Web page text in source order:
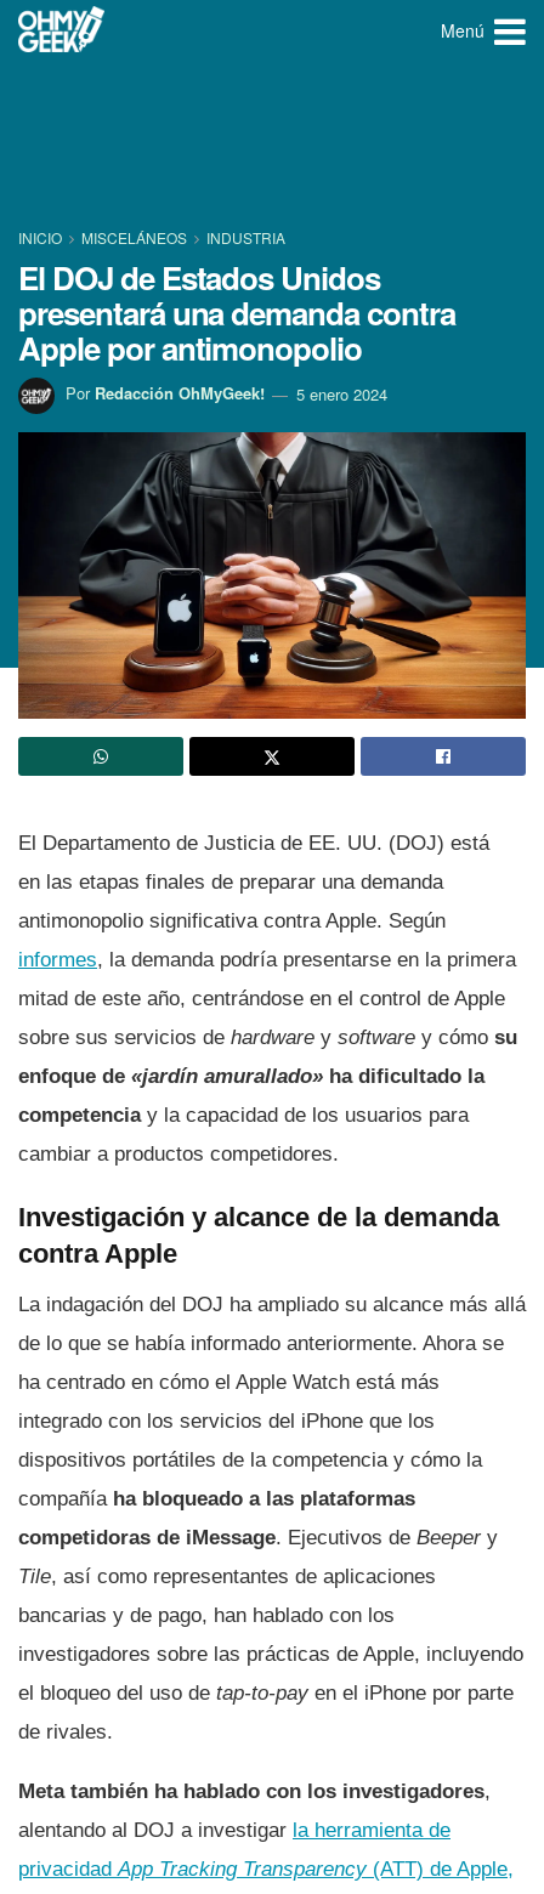
Menú
INICIO MISCELÁNEOS INDUSTRIA
El DOJ de Estados Unidos
presentará una demanda contra
Apple por antimonopolio
Por Redacción OhMyGeek! 5 enero 2024
El Departamento de Justicia de EE. UU. (DOJ) está
en las etapas finales de preparar una demanda
antimonopolio significativa contra Apple. Según
informes, la demanda podría presentarse en la primera
mitad de este año, centrándose en el control de Apple
sobre sus servicios de hardware y software y cómo su
enfoque de «jardín amurallado» ha dificultado la
competencia y la capacidad de los usuarios para
cambiar a productos competidores.
Investigación y alcance de la demanda
contra Apple
La indagación del DOJ ha ampliado su alcance más allá
de lo que se había informado anteriormente. Ahora se
ha centrado en cómo el Apple Watch está más
integrado con los servicios del iPhone que los
dispositivos portátiles de la competencia y cómo la
compañía ha bloqueado a las plataformas
competidoras de iMessage. Ejecutivos de Beepery
Tile, así como representantes de aplicaciones
bancarias y de pago, han hablado con los
investigadores sobre las prácticas de Apple, incluyendo
el bloqueo del uso de tap-to-pay en el iPhone por parte
de rivales.
Meta también ha hablado con los investigadores,
alentando al DOJ a investigar la herramienta de
privacidadApp Tracking Transparency(ATT) de Apple,